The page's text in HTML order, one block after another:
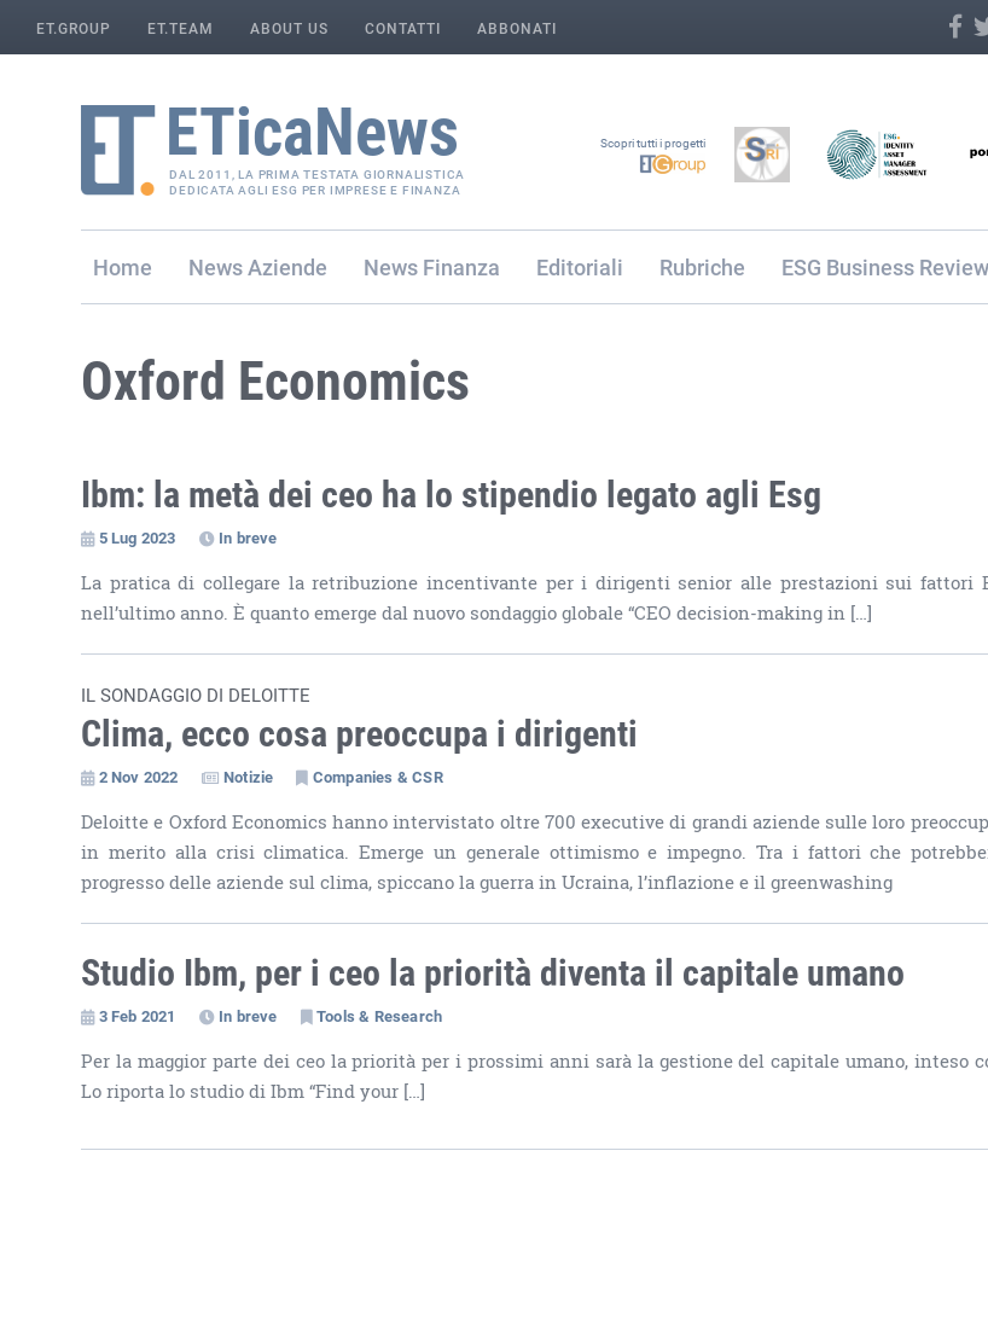
ET.GROUP ET.TEAM ABOUT US CONTATTI ABBONATI
DAL 2011, LA PRIMA TESTATA GIORNALISTICA
DEDICATA AGLI ESG PER IMPRESE E FINANZA
Scopri tutti i progetti
Home Aziende Finanza Editoriali Rubriche ESG Business Review
Oxford Economics
Ibm: la metà dei ceo ha lo stipendio legato agli Esg
5 Lug 2023 In breve
La pratica di collegare la retribuzione incentivante per i dirigenti senior alle prestazioni sui fattori
nell’ultimo anno. È quanto emerge dal nuovo sondaggio globale “CEO decision-making in […]
IL SONDAGGIO DI DELOITTE
Clima, ecco cosa preoccupa i dirigenti
2 Nov 2022 Notizie Companies & CSR
Deloitte e Oxford Economics hanno intervistato oltre 700 executive di grandi aziende sulle loro
in merito alla crisi climatica. Emerge un generale ottimismo e impegno. Tra i fattori che
progresso delle aziende sul clima, spiccano la guerra in Ucraina, l’inflazione e il greenwashing
Studio Ibm, per i ceo la priorità diventa il capitale umano
3 Feb 2021 In breve Tools & Research
Per la maggior parte dei ceo la priorità per i prossimi anni sarà la gestione del capitale umano, inteso
Lo riporta lo studio di Ibm “Find your […]